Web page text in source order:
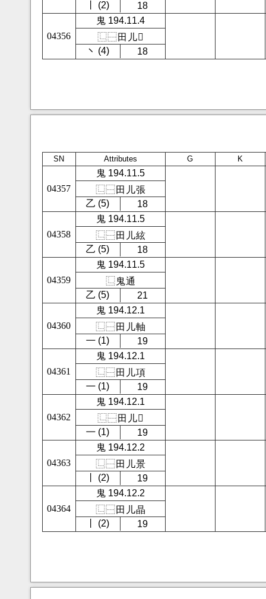
㇑ (2) 18
04356
鬼 194.11.4
⿺⿱田 儿𬊒
㇔ (4)
18
SN Attributes G K
04357
鬼 194.11.5
⿺⿱田 儿張
㇠ (5)
18
04358
鬼 194.11.5
⿺⿱田 儿絃
㇠ (5)
18
04359
鬼 194.11.5
⿺鬼通
㇠ (5)
21
04360
鬼 194.12.1
⿺⿱田 儿軸
㇐ (1)
19
04361
鬼 194.12.1
⿺⿱田 儿項
㇐ (1)
19
04362
鬼 194.12.1
⿺⿱田 儿𪿢
㇐ (1)
19
04363
鬼 194.12.2
⿺⿱田 儿景
㇑ (2)
19
04364
鬼 194.12.2
⿺⿱田 儿晶
㇑ (2)
19